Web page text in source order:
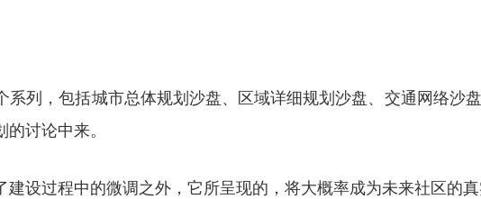
列，包括城市总体规划沙盘、区域详细规划沙盘、交通网络沙
讨论中来。
设过程中的微调之外，它所呈现的，将大概率成为未来社区的真